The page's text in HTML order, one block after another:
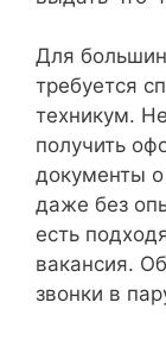
Для
требуется
техникум.
получить
документы
даже без
есть
вакансия.
звонки в